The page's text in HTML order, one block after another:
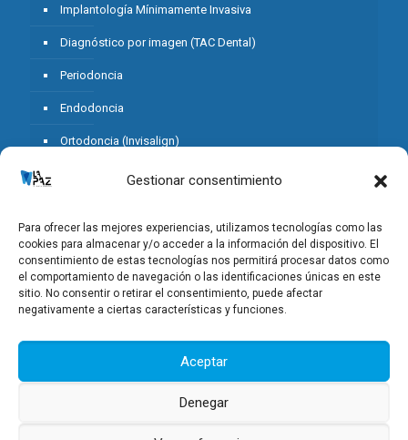
Gestionar consentimiento
Para ofrecer las mejores experiencias, utilizamos tecnologías como las
cookies para almacenar y/o acceder a la información del dispositivo. El
consentimiento de estas tecnologías nos permitirá procesar datos como
el comportamiento de navegación o las identificaciones únicas en este
sitio. No consentir o retirar el consentimiento, puede afectar
negativamente a ciertas características y funciones.
Aceptar
Denegar
Implantología Mínimamente Invasiva
Diagnóstico por imagen (TAC Dental)
Periodoncia
Endodoncia
Ortodoncia (Invisalign)
Estética Dental
Prótesis sobre Implantes
Cirugía Oral
Prevención